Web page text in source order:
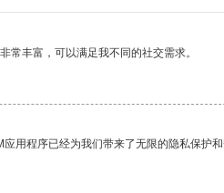
常丰富，可以满足我不同的社交需求。
用程序已经为我们带来了无限的隐私保护和